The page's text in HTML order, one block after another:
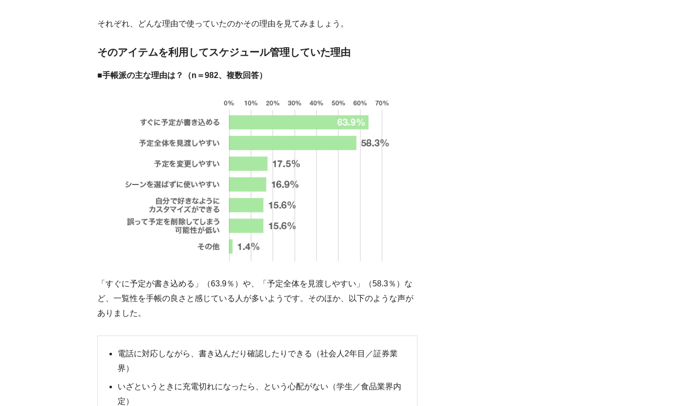
それぞれ、どんな理由で使っていたのかその理由を見てみましょう。
そのアイテムを利用してスケジュール管理していた理由
■手帳派の主な理由は？（n＝982、複数回答）
「すぐに予定が書き込める」（63.9％）や、「予定全体を見渡しやすい」（58.3％）な
ど、一覧性を手帳の良さと感じている人が多いようです。そのほか、以下のような声が
ありました。
電話に対応しながら、書き込んだり確認したりできる（社会人2年目／証券業
界）
いざというときに充電切れになったら、という心配がない（学生／食品業界内
定）